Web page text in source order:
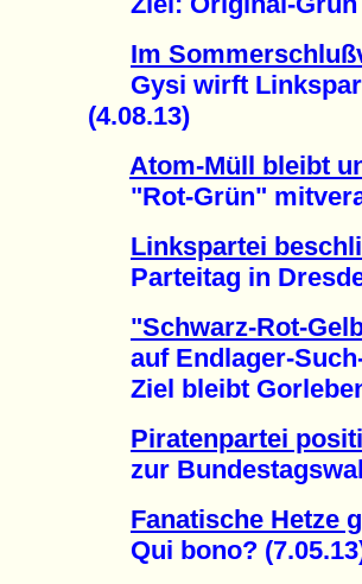
Im
Gysi wirft
(4.08.13)
Atom-Müll bleibt
"Rot-Grün"
Linkspartei
Parteitag in
"Schwarz-Rot-
auf Endlager-
Ziel bleibt Gorleben
Piratenpartei
zur
Fanatische Hetze
Qui bono?